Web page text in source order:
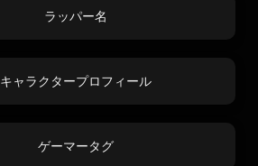
ラッパー名
キャラクタープロフィール
ゲーマータグ